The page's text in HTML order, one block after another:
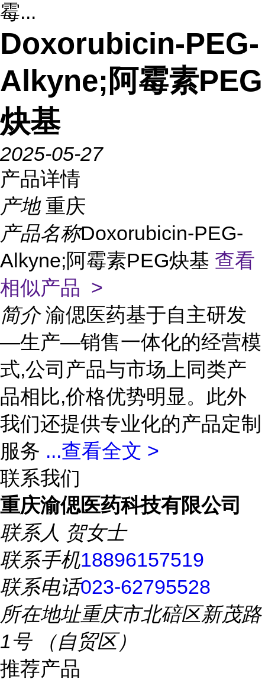
霉...
Doxorubicin-PEG-
Alkyne;阿霉素PEG
炔基
2025-05-27
产品详情
产地 重庆
产品名称Doxorubicin-PEG-
Alkyne;阿霉素PEG炔基 查看
相似产品 >
简介 渝偲医药基于自主研发
—生产—销售一体化的经营模
式,公司产品与市场上同类产
品相比,价格优势明显。此外
我们还提供专业化的产品定制
服务 ...查看全文 >
联系我们
重庆渝偲医药科技有限公司
联系人 贺女士
联系手机18896157519
联系电话023-62795528
所在地址重庆市北碚区新茂路
1号 （自贸区）
推荐产品